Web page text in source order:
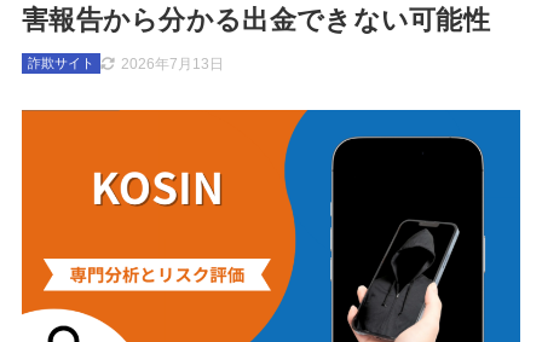
害報告から分かる出金できない可能性
2026年7月13日
詐欺サイト